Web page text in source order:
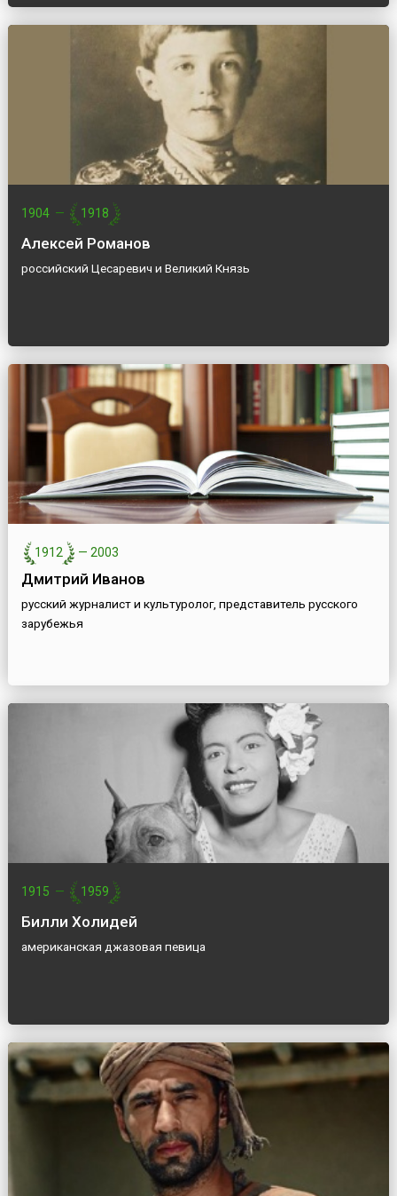
1904 — 1918
Алексей Романов
российский Цесаревич и Великий Князь
1912 — 2003
Дмитрий Иванов
русский журналист и культуролог, представитель русского
зарубежья
1915 — 1959
Билли Холидей
американская джазовая певица